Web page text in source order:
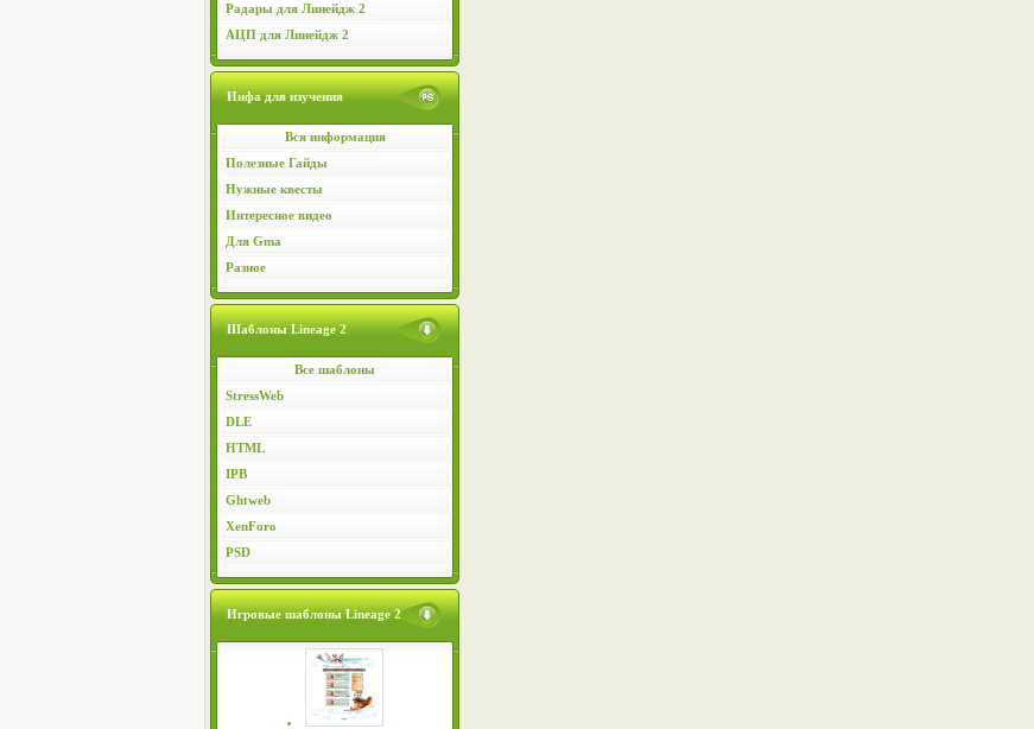
Радары для Линейдж 2
АЦП для Линейдж 2
Инфа для изучения
Вся информация
Полезные Гайды
Нужные квесты
Интересное видео
Для Gma
Разное
Шаблоны Lineage 2
Все шаблоны
StressWeb
DLE
HTML
IPB
Ghtweb
XenForo
PSD
Игровые шаблоны Lineage 2